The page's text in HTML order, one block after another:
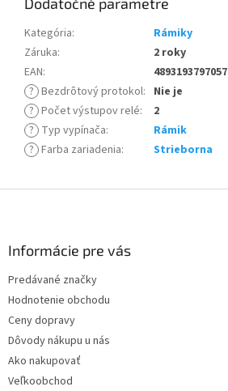
Kategória:
Rámiky
Záruka:
2 roky
EAN:
4893193797057
? Bezdrôtový protokol: Nie je
? Počet výstupov relé:
2
? Typ vypínača:
Rámik
? Farba zariadenia: Strieborna
Informácie pre vás
Predávané značky
Hodnotenie obchodu
Ceny dopravy
Dôvody nákupu u nás
Ako nakupovať
Veľkoobchod